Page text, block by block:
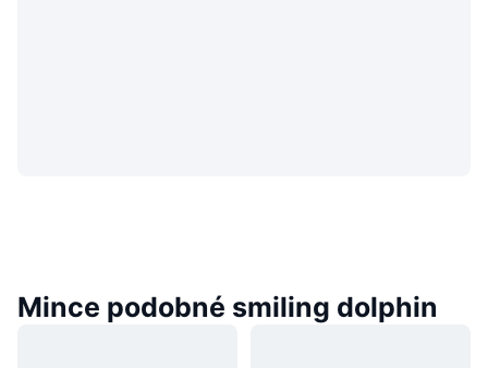
Mince podobné smiling dolphin